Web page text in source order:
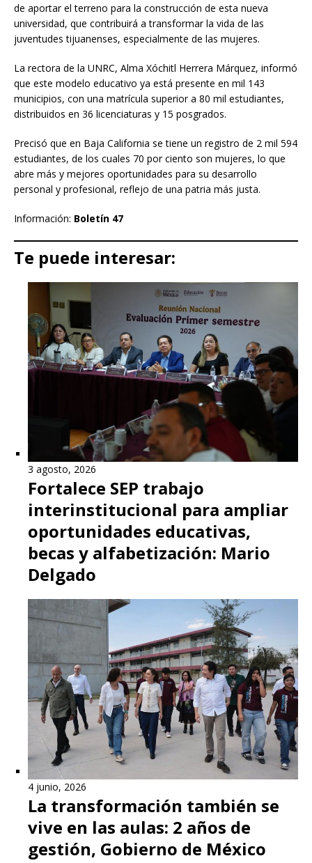
de aportar el terreno para la construcción de esta nueva
universidad, que contribuirá a transformar la vida de las
juventudes tijuanenses, especialmente de las mujeres.
La rectora de la UNRC, Alma Xóchitl Herrera Márquez, informó
que este modelo educativo ya está presente en mil 143
municipios, con una matrícula superior a 80 mil estudiantes,
distribuidos en 36 licenciaturas y 15 posgrados.
Precisó que en Baja California se tiene un registro de 2 mil 594
estudiantes, de los cuales 70 por ciento son mujeres, lo que
abre más y mejores oportunidades para su desarrollo
personal y profesional, reflejo de una patria más justa.
Información: Boletín 47
Te puede interesar:
3 agosto, 2026
Fortalece SEP trabajo
interinstitucional para ampliar
oportunidades educativas,
becas y alfabetización: Mario
Delgado
4 junio, 2026
La transformación también se
vive en las aulas: 2 años de
gestión, Gobierno de México